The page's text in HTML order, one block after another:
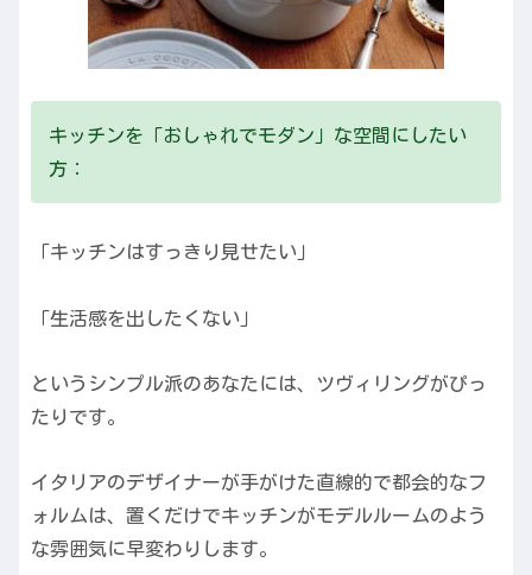
キッチンを「おしゃれでモダン」な空間にしたい
方：
「キッチンはすっきり見せたい」
「生活感を出したくない」
というシンプル派のあなたには、ツヴィリングがぴっ
たりです。
イタリアのデザイナーが手がけた直線的で都会的なフ
ォルムは、置くだけでキッチンがモデルルームのよう
な雰囲気に早変わりします。